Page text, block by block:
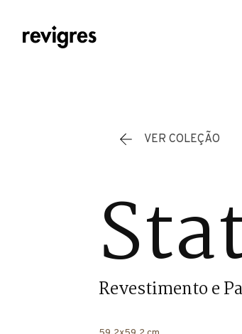
VER COLEÇÃO
Revestimento e